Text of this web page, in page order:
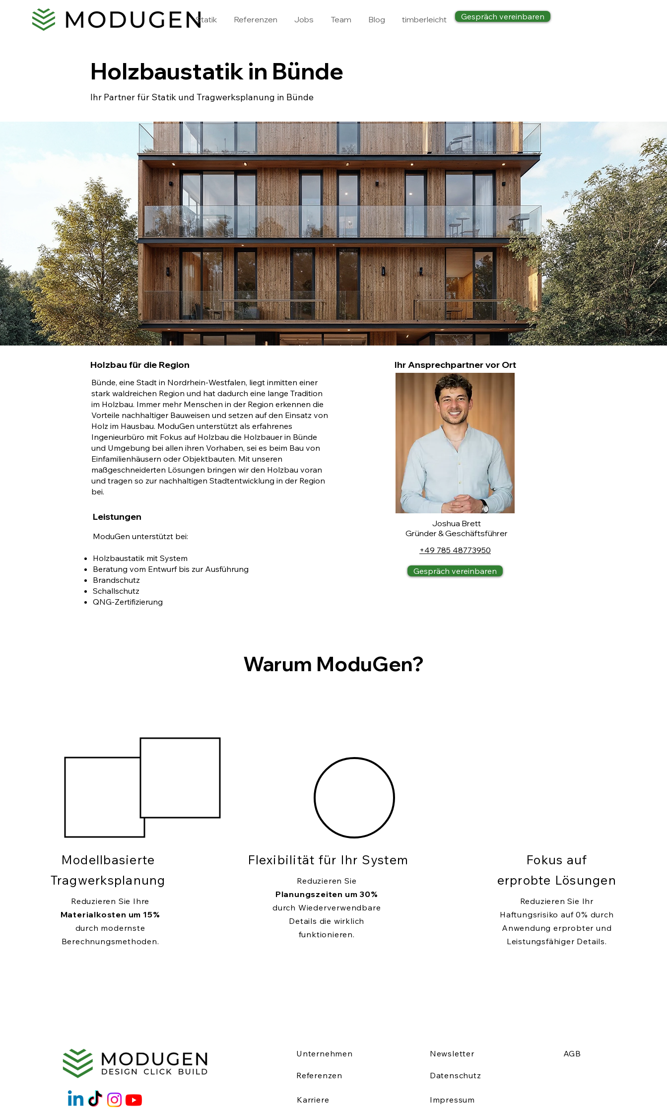
Statik Referenzen Jobs Team Blog timberleicht Gespräch vereinbaren
Holzbaustatik in Bünde
Ihr Partner für Statik und Tragwerksplanung in Bünde
Holzbau für die Region
Bünde, eine Stadt in Nordrhein-Westfalen, liegt inmitten einer
stark waldreichen Region und hat dadurch eine lange Tradition
im Holzbau. Immer mehr Menschen in der Region erkennen die
Vorteile nachhaltiger Bauweisen und setzen auf den Einsatz von
Holz im Hausbau. ModuGen unterstützt als erfahrenes
Ingenieurbüro mit Fokus auf Holzbau die Holzbauer in Bünde
und Umgebung bei allen ihren Vorhaben, sei es beim Bau von
Einfamilienhäusern oder Objektbauten. Mit unseren
maßgeschneiderten Lösungen bringen wir den Holzbau voran
und tragen so zur nachhaltigen Stadtentwicklung in der Region
bei.
Leistungen
ModuGen unterstützt bei:
Holzbaustatik mit System
Beratung vom Entwurf bis zur Ausführung
Brandschutz
Schallschutz
QNG-Zertifizierung
Ihr Ansprechpartner vor Ort
Joshua Brett
Gründer & Geschäftsführer
+49 785 48773950
Gespräch vereinbaren
Warum ModuGen?
Modellbasierte
Tragwerksplanung
Reduzieren Sie Ihre
Materialkosten um 15%
durch modernste
Berechnungsmethoden.
Flexibilität für Ihr System
Reduzieren Sie
Planungszeiten um 30%
durch Wiederverwendbare
Details die wirklich
funktionieren.
Fokus auf
erprobte Lösungen
Reduzieren Sie Ihr
Haftungsrisiko auf 0% durch
Anwendung erprobter und
Leistungsfähiger Details.
Unternehmen
Referenzen
Karriere
Newsletter
Datenschutz
Impressum
AGB